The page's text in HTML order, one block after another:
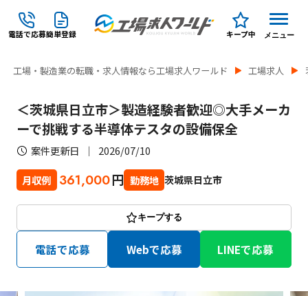
電話で応募簡単登録 キープ中 メニュー
工場・製造業の転職・求人情報なら工場求人ワールド 工場求人
＜茨城県日立市＞製造経験者歓迎◎大手メーカ
ーで挑戦する半導体テスタの設備保全
案件更新日 2026/07/10
月収例 361,000円 勤務地 茨城県日立市
キープする
電話で応募 Webで応募 LINEで応募